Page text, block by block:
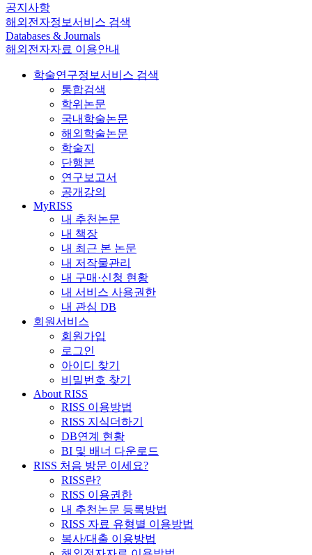
공지사항
해외전자정보서비스 검색
Databases & Journals
해외전자자료 이용안내
학술연구정보서비스 검색
통합검색
학위논문
국내학술논문
해외학술논문
학술지
단행본
연구보고서
공개강의
MyRISS
내 추천논문
내 책장
내 최근 본 논문
내 저작물관리
내 구매·신청 현황
내 서비스 사용권한
내 관심 DB
회원서비스
회원가입
로그인
아이디 찾기
비밀번호 찾기
About RISS
RISS 이용방법
RISS 지식더하기
DB연계 현황
BI 및 배너 다운로드
RISS 처음 방문 이세요?
RISS란?
RISS 이용권한
내 추천논문 등록방법
RISS 자료 유형별 이용방법
복사/대출 이용방법